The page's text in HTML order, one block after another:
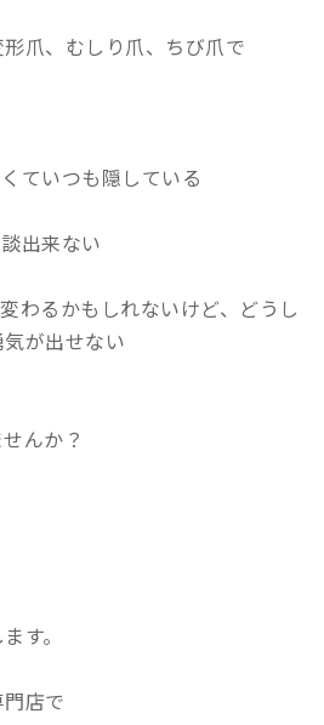
爪、むしり爪、ちび爪で
ていつも隠している
出来ない
わるかもしれないけど、どうし
が出せない
んか？
す。
店で